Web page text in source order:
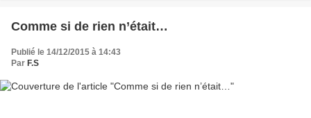
Comme si de rien n’était…
Publié le 14/12/2015 à 14:43
Par F.S